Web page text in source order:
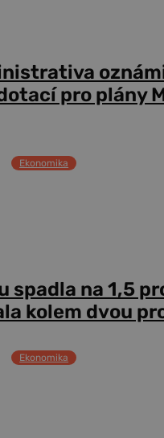
pro plány
Ekonomika
spadla na 1,5
kolem dvou
Ekonomika